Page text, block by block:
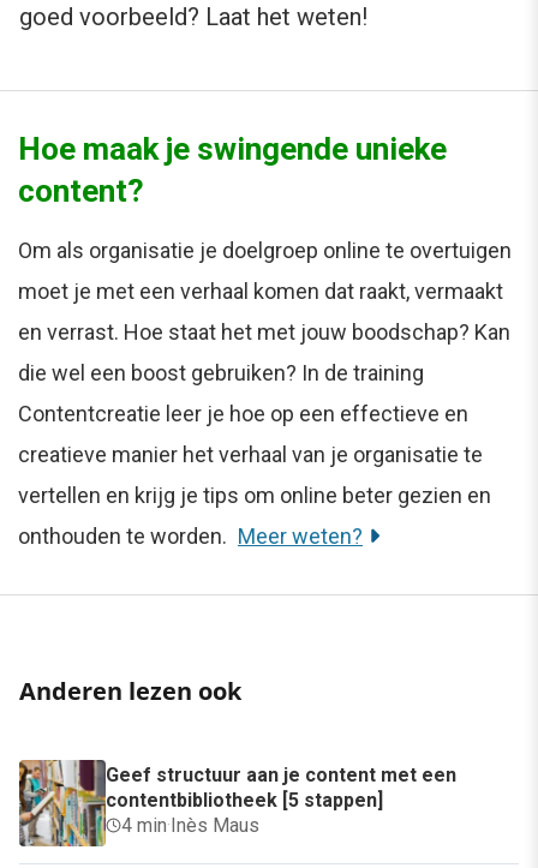
goed voorbeeld? Laat het weten!
Hoe maak je swingende unieke
content?
Om als organisatie je doelgroep online te overtuigen
moet je met een verhaal komen dat raakt, vermaakt
en verrast. Hoe staat het met jouw boodschap? Kan
die wel een boost gebruiken? In de training
Contentcreatie leer je hoe op een effectieve en
creatieve manier het verhaal van je organisatie te
vertellen en krijg je tips om online beter gezien en
onthouden te worden. Meer weten?
Anderen lezen ook
Geef structuur aan je content met een
contentbibliotheek [5 stappen]
4 min·Inès Maus